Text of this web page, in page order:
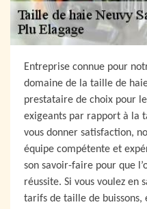
Entreprise connue pour
domaine de la taille de
prestataire de choix pour
exigeants par rapport à la
vous donner satisfaction,
équipe compétente et
son savoir-faire pour que
réussite. Si vous voulez en
tarifs de taille de buissons,